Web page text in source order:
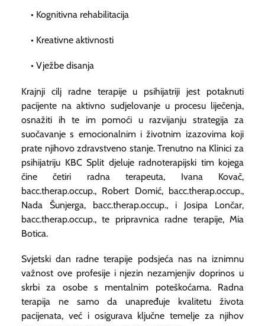
• Kognitivna rehabilitacija
• Kreativne aktivnosti
• Vježbe disanja
Krajnji cilj radne terapije u psihijatriji jest potaknuti
pacijente na aktivno sudjelovanje u procesu liječenja,
osnažiti ih te im pomoći u razvijanju strategija za
suočavanje s emocionalnim i životnim izazovima koji
prate njihovo zdravstveno stanje. Trenutno na Klinici za
psihijatriju KBC Split djeluje radnoterapijski tim kojega
čine četiri radna terapeuta, Ivana Kovač,
bacc.therap.occup., Robert Domić, bacc.therap.occup.,
Nada Šunjerga, bacc.therap.occup., i Josipa Lončar,
bacc.therap.occup., te pripravnica radne terapije, Mia
Botica.
Svjetski dan radne terapije podsjeća nas na iznimnu
važnost ove profesije i njezin nezamjenjiv doprinos u
skrbi za osobe s mentalnim poteškoćama. Radna
terapija ne samo da unapređuje kvalitetu života
pacijenata, već i osigurava ključne temelje za njihov